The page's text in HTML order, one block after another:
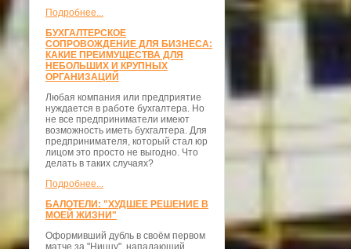
Подробнее...
БУХГАЛТЕРСКОЕ
СОПРОВОЖДЕНИЕ ДЛЯ БИЗНЕСА:
КАКИЕ ПРЕИМУЩЕСТВА ДЛЯ
НЕБОЛЬШИХ И КРУПНЫХ
ОРГАНИЗАЦИЙ
Любая компания или предприятие
нуждается в работе бухгалтера. Но
не все предприниматели имеют
возможность иметь бухгалтера. Для
предпринимателя, который стал юр
лицом это просто не выгодно. Что
делать в таких случаях?
Подробнее...
БАЛОТЕЛИ: "ХУДШЕЕ РЕШЕНИЕ В
МОЕЙ ЖИЗНИ"
Оформивший дубль в своём первом
матче за "Ниццу", нападающий